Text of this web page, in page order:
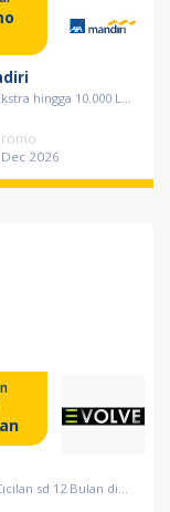
hingga 10.000 L...
2026
sd 12 Bulan di...